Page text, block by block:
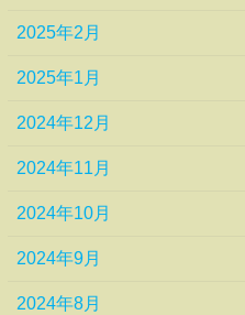
2025年2月
2025年1月
2024年12月
2024年11月
2024年10月
2024年9月
2024年8月